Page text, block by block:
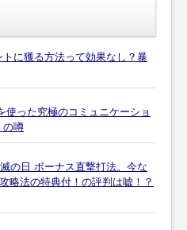
に獲る方法って効果なし？暴
使った究極のコミュニケーショ
の噂
の日 ボーナス直撃打法。今な
略法の特典付！の評判は嘘！？